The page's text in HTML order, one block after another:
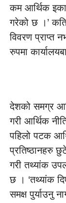
कम आर्थिक
गरेको छ ।’
विवरण प्राप्त
रुपमा
देशको समग्र
गरी आर्थिक
पहिलो पटक
प्रतिष्ठानहरु
गरी तथ्यांक
छ । ‘तथ्यांक
समक्ष पुर्याउनु